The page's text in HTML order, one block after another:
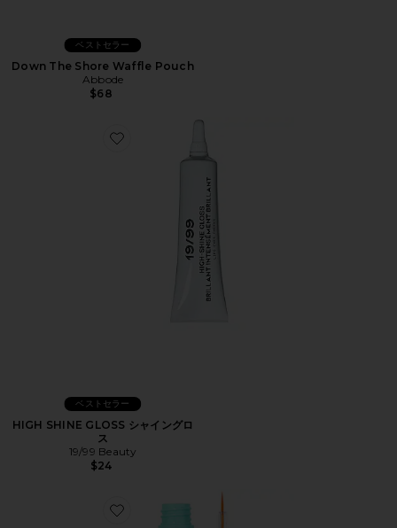
ベストセラー
Down The Shore Waffle Pouch
Abbode
$68
Favorite HIGH SHINE GLOSS シャイングロス
ベストセラー
HIGH SHINE GLOSS シャイングロ
ス
19/99 Beauty
$24
Favorite EYELASH GROWTH SERUM 育毛セラム